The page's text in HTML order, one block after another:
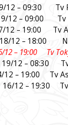
– 09:30 Tv
12 – 09:00
– 19:00 Tv
18/12 –
– 19:00 Tv
19/12 – 08:30
19:00 Tv
12 – 19:30